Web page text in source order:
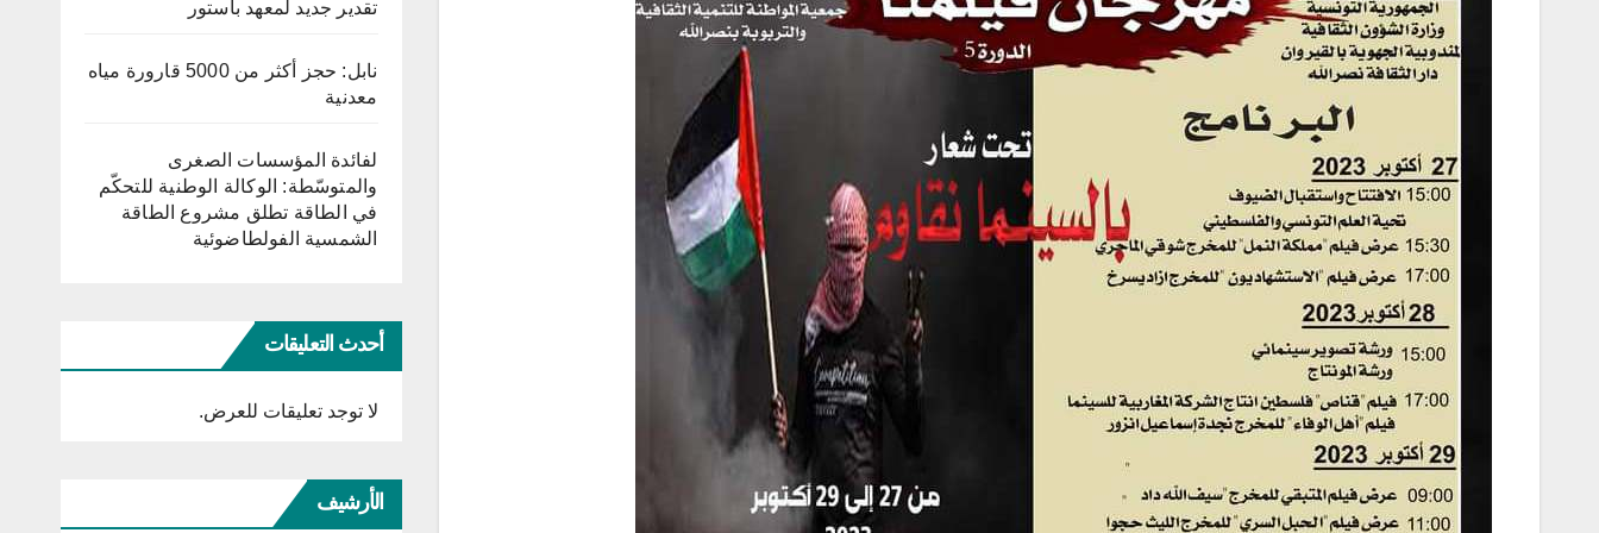
تقدير جديد لمعهد باستور
نابل: حجز أكثر من 5000 قارورة مياه
معدنية
لفائدة المؤسسات الصغرى
والمتوسّطة: الوكالة الوطنية للتحكّم
في الطاقة تطلق مشروع الطاقة
الشمسية الفولطاضوئية
أحدث التعليقات
لا توجد تعليقات للعرض.
الأرشيف